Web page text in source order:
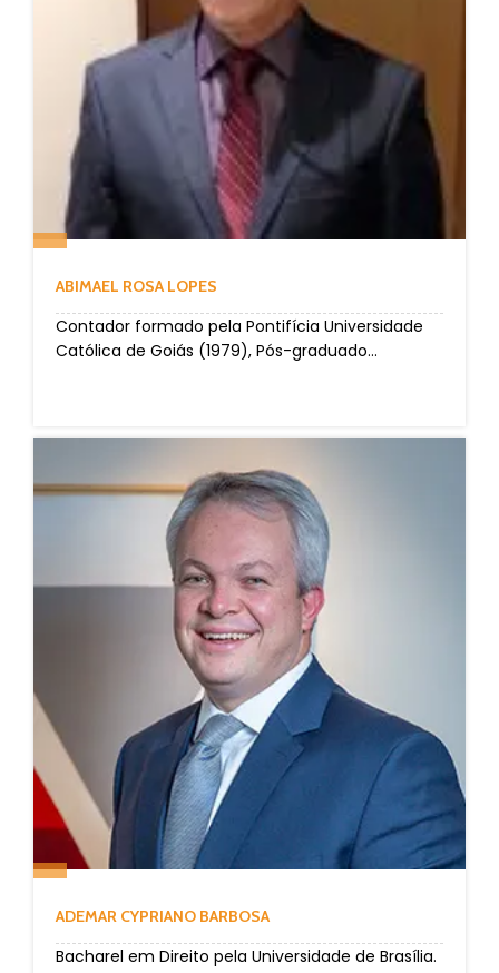
ABIMAEL ROSA LOPES
Contador formado pela Pontifícia Universidade
Católica de Goiás (1979), Pós-graduado...
ADEMAR CYPRIANO BARBOSA
Bacharel em Direito pela Universidade de Brasília.